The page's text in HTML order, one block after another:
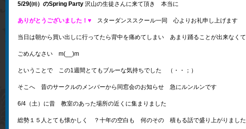
5/29(㈰）のSpring Party 沢山の生徒さんに来て頂き 本当に
ありがとうございました！♥ スターダンススクール一同 心よりお礼申し上げます
当日は朝から買い出しに行ってたら背中を痛めてしまい あまり踊ることが出来なくて
ごめんなさい m(__)m
ということで この1週間とてもブルーな気持ちでした （・・；）
そこへ 昔のサークルのメンバーから同窓会のお知らせ 急にルンルンです
6/4（土）に昔 教室のあった場所の近くに集まりました
総勢１５人とても懐かしく ？十年の空白も 何のその 積もる話で盛り上がりました